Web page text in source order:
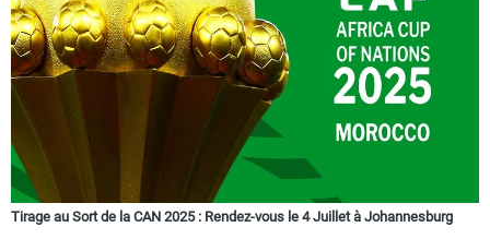
Tirage au Sort de la CAN 2025 : Rendez-vous le 4 Juillet à Johannesburg